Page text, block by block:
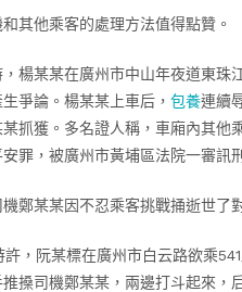
其他乘客的處理方法值得點贊。
，楊某某在廣州市中山年夜道東珠
爭論。楊某某上車后， 包養連續
抓獲。多名證人稱，車廂內其他
罪，被廣州市黃埔區法院一審訊
鄭某某因不忍乘客挑戰捅逝世了
，阮某標在廣州市白云路欲乘
搡司機鄭某某，兩邊打斗起來，